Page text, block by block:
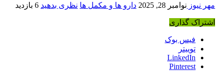
مهر نیوز نوامبر 28, 2025 دارو ها و مکمل ها نظری بدهید 6 بازدید
اشتراک گذاری
فیس بوک
توییتر
LinkedIn
Pinterest